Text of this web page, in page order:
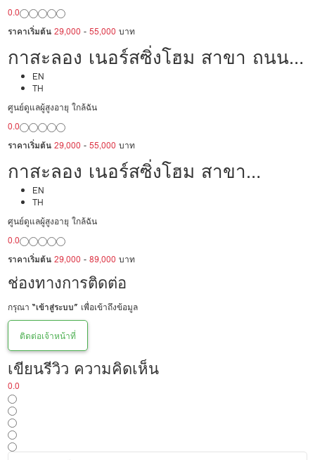
0.0
ราคาเริ่มต้น 29,000 -55,000 บาท
กาสะลอง เนอร์สซิ่งโฮม สาขา ถนน
นราธิวาสราชนครินทร์ ซอย 10
EN
TH
ศูนย์ดูแลผู้สูงอายุ ใกล้ฉัน
0.0
ราคาเริ่มต้น 29,000 -55,000 บาท
กาสะลอง เนอร์สซิ่งโฮม สาขา
นครปฐม
EN
TH
ศูนย์ดูแลผู้สูงอายุ ใกล้ฉัน
0.0
ราคาเริ่มต้น 29,000 -89,000 บาท
ช่องทางการติดต่อ
กรุณา“เข้าสู่ระบบ” เพื่อเข้าถึงข้อมูล
ติดต่อเจ้าหน้าที่
เขียนรีวิว ความคิดเห็น
0.0